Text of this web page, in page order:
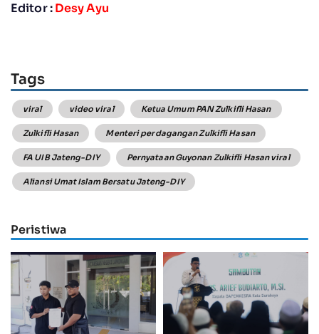
Editor :Desy Ayu
Tags
viral video viral Ketua Umum PAN Zulkifli Hasan
Zulkifli Hasan Menteri perdagangan Zulkifli Hasan
FA UIB Jateng-DIY Pernyataan Guyonan Zulkifli Hasan viral
Aliansi Umat Islam Bersatu Jateng-DIY
Peristiwa